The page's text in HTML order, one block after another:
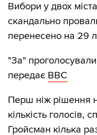
Вибори у двох
скандально
перенесено на 29
"За"
передає ВВС
Перш ніж рішення
кількість голосів,
Гройсман кілька